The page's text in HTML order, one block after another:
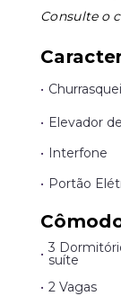
Consulte o
•
• Elevador
• Interfone
• Portão
• 3
suíte
• 2 Vagas